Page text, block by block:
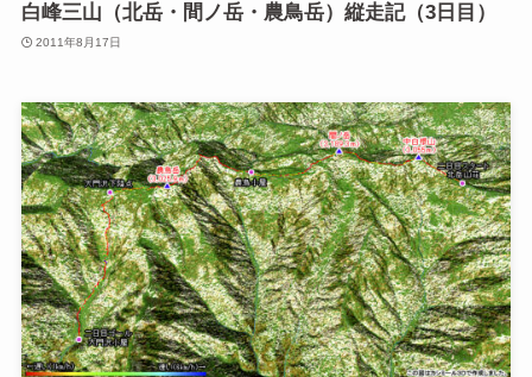
白峰三山（北岳・間ノ岳・農鳥岳）縦走記（3日目）
2011年8月17日